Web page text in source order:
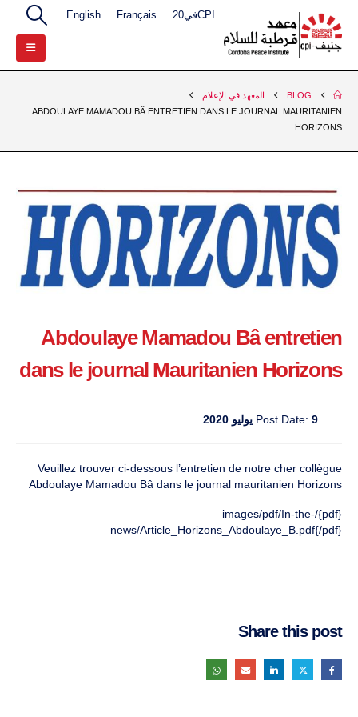
CPIفي20 Français
English
BLOG
المعهد في الإعلام
ABDOULAYE MAMADOU BÂ ENTRETIEN DANS LE JOURNAL MAURITANIEN
HORIZONS
Abdoulaye Mamadou Bâ entretien
dans le journal Mauritanien Horizons
Post Date: 9 يوليو 2020
Veuillez trouver ci-dessous l’entretien de notre cher collègue
Abdoulaye Mamadou Bâ dans le journal mauritanien Horizons
{pdf}/images/pdf/In-the-
news/Article_Horizons_Abdoulaye_B.pdf{/pdf}
Share this post